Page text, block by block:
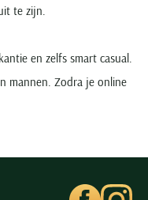
te zijn.
en zelfs smart casual.
mannen. Zodra je online